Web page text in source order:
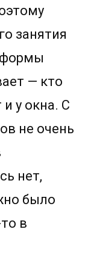
занятия
— кто
и у окна. С
не очень
нет,
было
в